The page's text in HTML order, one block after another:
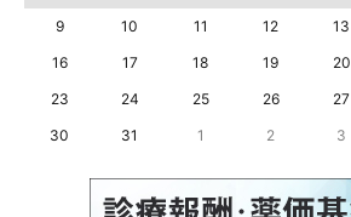
9
10 11 12 13
16
17 18 19 20
23
24 25 26 27
30
31 1 2 3